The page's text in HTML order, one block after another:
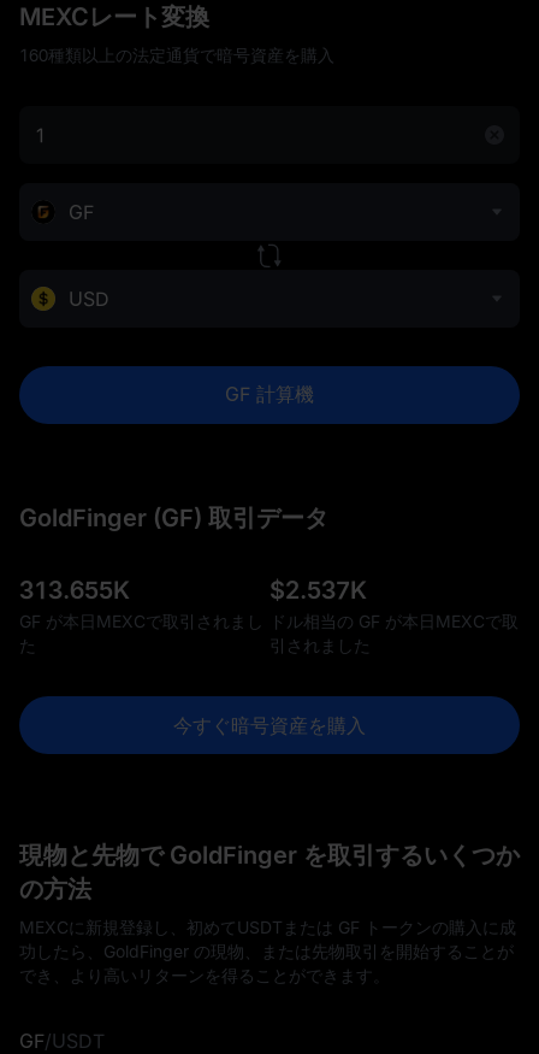
MEXCレート変換
160種類以上の法定通貨で暗号資産を購入
GF
USD
GF 計算機
GoldFinger (GF) 取引データ
313.655K
GF が本日MEXCで取引されまし
た
$2.537K
ドル相当の GF が本日MEXCで取
引されました
今すぐ暗号資産を購入
現物と先物で GoldFinger を取引するいくつか
の方法
MEXCに新規登録し、初めてUSDTまたは GF トークンの購入に成
功したら、GoldFinger の現物、または先物取引を開始することが
でき、より高いリターンを得ることができます。
GF/USDT